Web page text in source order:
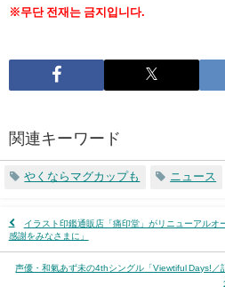
※무단 전재는 금지입니다.
関連キーワード
やくならマグカップも ニュース
イラスト印鑑通販店「痛印堂」がリニューアル
感謝をみなさまに」
声優・和氣あず未の4thシングル「Viewtiful Days!